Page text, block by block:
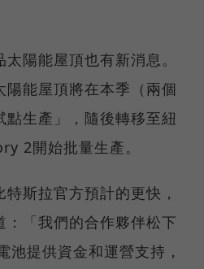
陽能屋頂也有新消息。
能屋頂將在本季（兩個
點生產」，隨後轉移至紐
2開始批量生產。
斯拉官方預計的更快，
「我們的合作夥伴松下
池提供資金和運營支持，